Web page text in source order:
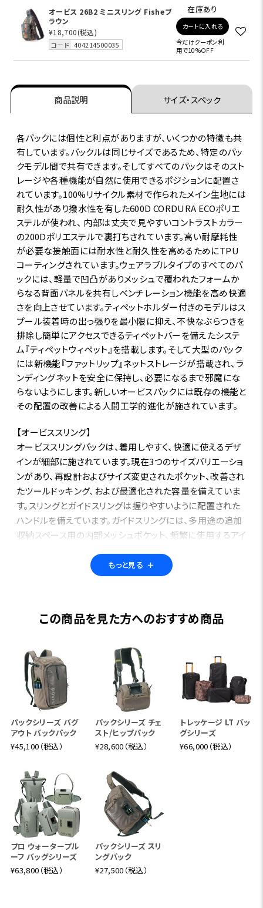
オービス 26B2 ミニスリング Fisheブ
ラウン
¥18,700(税込)
コード 404214500035
在庫あり
カートに入れる
今だけクーポン利
用で10%OFF
商品説明 サイズ・スペック
各パックには個性と利点がありますが、いくつかの特徴も共
有しています。バックルは同じサイズであるため、特定のパッ
クモデル間で共有できます。そしてすべてのパックはそのスト
レージや各種機能が自然に使用できるポジションに配置さ
れています。100%リサイクル素材で作られたメイン生地には
耐久性があり撥水性を有した600D CORDURA ECOポリエ
ステルが使われ、 内部は丈夫で見やすいコントラストカラー
の200Dポリエステルで裏打ちされています。高い耐摩耗性
が必要な接触面には耐水性と耐久性を高めるためにTPU
コーティングされています。ウェアラブルタイプのすべてのパ
ックには、軽量で凹凸がありメッシュで覆われたフォームか
らなる背面パネルを共有しベンチレーション機能を高め快適
さを向上させています。ティペットホルダー付きのモデルはス
プール装着時の出っ張りを最小限に抑え、不快なぶらつきを
排除し簡単にアクセスできるティペットバーを備えたシステ
ム『ティペットウィペット』を搭載します。そして大型のパック
には新機能『ファットリップ』ネットストレージが搭載され、ラ
ンディングネットを安全に保持し、必要になるまで邪魔にな
らないようにします。新しいオービスパックには既存の機能と
その配置の改善による人間工学的進化が施されています。
【オービススリング】
オービススリングパックは、着用しやすく、快適に使えるデザ
インが細部に施されています。現在3つのサイズバリエーショ
ンがあり、再設計およびサイズ変更されたポケット、改善され
たツールドッキング、および最適化された容量を備えていま
す。スリングとガイドスリングは握りやすいように配置された
ハンドルを備えています。ガイドスリングには、多用途の追加
収納スペース用の内部メッシュポケット、頻繁に使用するアイ
ケット、「ファットリップ」ネットストレージシステムを搭載して
います。新しいサイズのミニスリングは、より小さく、よりミニ
ウェア
25FPオービスガイドスリング:18L、カラー:サンド、カモ
26B2オービスミニスリング:5L、カラー:サンド、フィッシュウェ
※写真のティペットや水筒などは商品に含まれません。
もっと見る ＋
この商品を見た方へのおすすめ商品
パックシリーズ バグ
アウト バックパック
¥45,100（税込）
パックシリーズ チェ
スト/ヒップパック
¥28,600（税込）
トレッケージ LT バッ
グシリーズ
¥66,000（税込）
プロ ウォータープル
ーフ バッグシリーズ
¥63,800（税込）
パックシリーズ スリ
ングパック
¥27,500（税込）